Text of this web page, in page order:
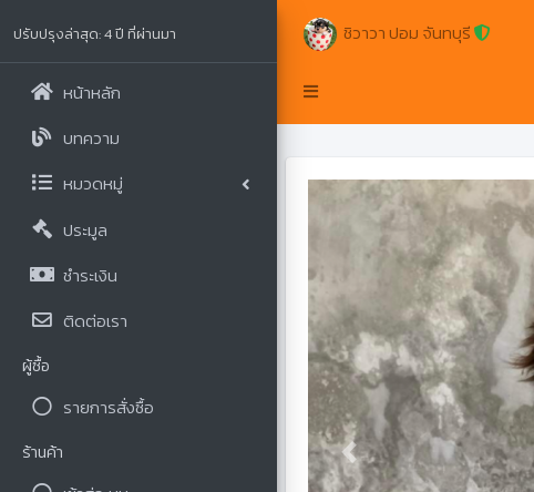
ชิวาวา ปอม จันทบุรี
ปรับปรุงล่าสุด: 4 ปี ที่ผ่านมา
หน้าหลัก
บทความ
หมวดหมู่
ประมูล
ชำระเงิน
ติดต่อเรา
ผู้ซื้อ
รายการสั่งซื้อ
ร้านค้า Previous